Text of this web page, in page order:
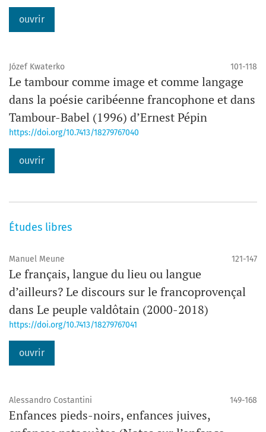
ouvrir
Józef Kwaterko 101-118
Le tambour comme image et comme langage
dans la poésie caribéenne francophone et dans
Tambour-Babel (1996) d’Ernest Pépin
https://doi.org/10.7413/18279767040
ouvrir
Études libres
Manuel Meune 121-147
Le français, langue du lieu ou langue
d’ailleurs? Le discours sur le francoprovençal
dans Le peuple valdôtain (2000-2018)
https://doi.org/10.7413/18279767041
ouvrir
Alessandro Costantini 149-168
Enfances pieds-noirs, enfances juives,